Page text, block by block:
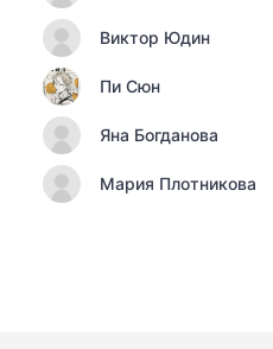
Виктор Юдин
Пи Сюн
Яна Богданова
Мария Плотникова